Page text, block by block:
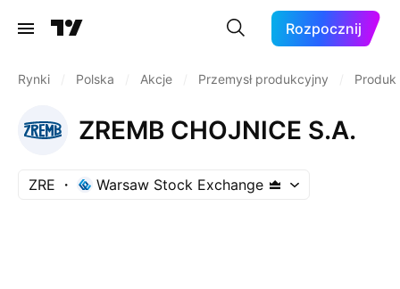
Rozpocznij
Rynki Polska Akcje Przemysł produkcyjny
ZREMB CHOJNICE S.A.
ZRE Warsaw Stock Exchange